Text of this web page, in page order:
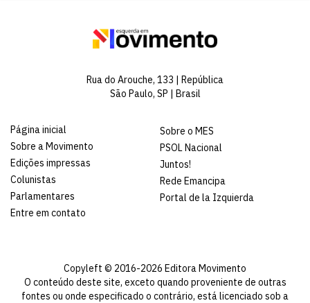
Rua do Arouche, 133 | República
São Paulo, SP | Brasil
Página inicial
Sobre a Movimento
Edições impressas
Colunistas
Parlamentares
Entre em contato
Sobre o MES
PSOL Nacional
Juntos!
Rede Emancipa
Portal de la Izquierda
Copyleft © 2016-2026 Editora Movimento
O conteúdo deste site, exceto quando proveniente de outras
fontes ou onde especificado o contrário, está licenciado sob a